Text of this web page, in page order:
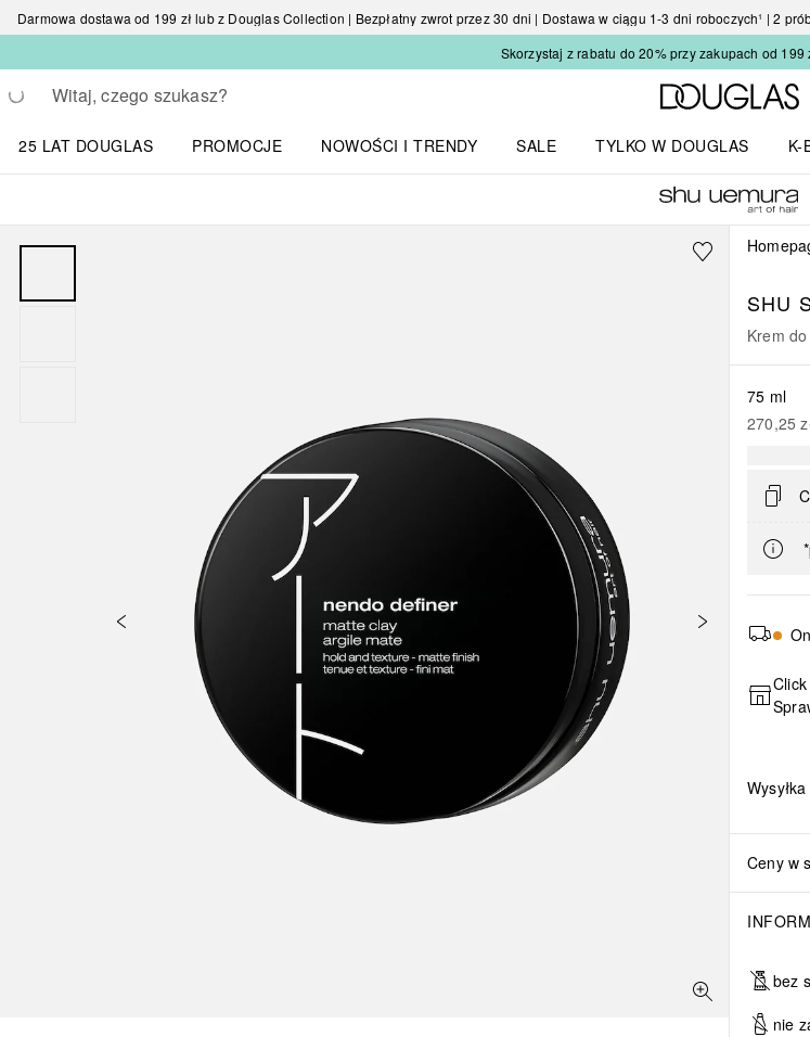
Darmowa dostawa od 199 zł lub z Douglas Collection | Bezpłatny zwrot przez 30 dni | Dostawa w ciągu 1-3 dni roboczych¹ | 2
Skorzystaj z rabatu do 20% przy zakupach od 199
Wracać
Wykonaj wyszukiwanie
25 LAT DOUGLAS
PROMOCJE
NOWOŚCI I TRENDY
SALE
TYLKO W DOUGLAS
K-
SHU
Krem do
75 ml
270,25
Ceny w
bez
nie